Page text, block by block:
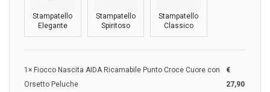
Stampatello
Elegante
Stampatello
Spiritoso
Stampatello
Classico
1× Fiocco Nascita AIDA Ricamabile Punto Croce Cuore con
Orsetto Peluche
€
27,90